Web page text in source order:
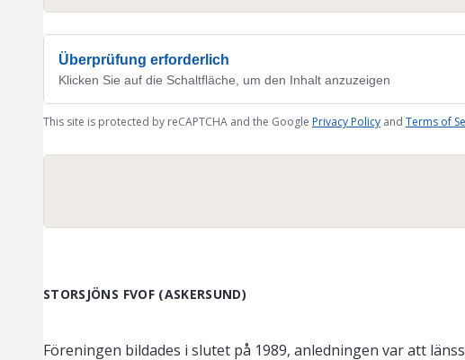
Überprüfung erforderlich
Klicken Sie auf die Schaltfläche, um den Inhalt anzuzeigen
This site is protected by reCAPTCHA and the Google Privacy Policy and Terms of
STORSJÖNS FVOF (ASKERSUND)
Föreningen bildades i slutet på 1989, anledningen var att